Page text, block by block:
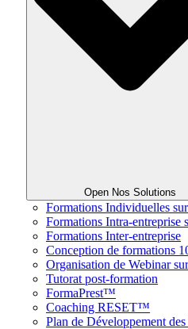
Open Nos Solutions
Formations Individuelles
Formations Intra-entreprise
Formations Inter-entreprise
Conception de formations
Organisation de Webinar
Tutorat post-formation
FormaPrest™
Coaching RESET™
Plan de Développement